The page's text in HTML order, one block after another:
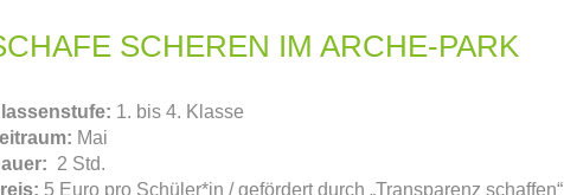
SCHEREN IM ARCHE-PARK
1. bis 4. Klasse
Mai
2 Std.
5 Euro pro Schüler*in / gefördert durch „Transparenz schaffen“